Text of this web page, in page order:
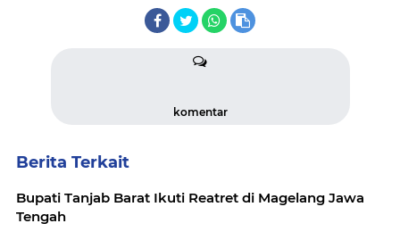
komentar
Berita Terkait
Bupati Tanjab Barat Ikuti Reatret di Magelang Jawa
Tengah